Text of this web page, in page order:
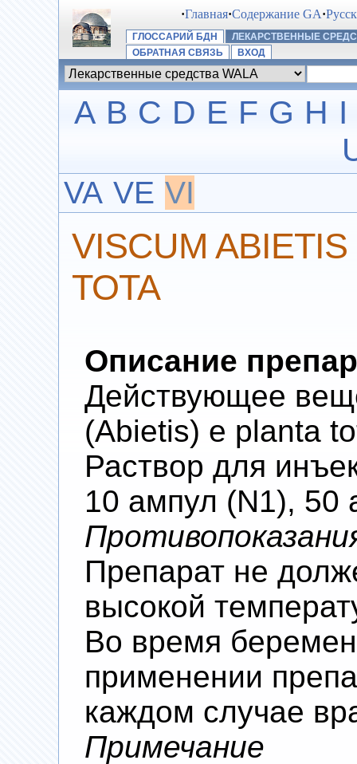
·Главная·Содержание GA·
ГЛОССАРИЙ БДН
ЛЕКАРСТВЕННЫЕ
ОБРАТНАЯ СВЯЗЬ
ВХОД
A B C D E F G H I
VA VE VI
VISCUM ABIETIS
TOTA
Описание
Действующее
(Abietis) e planta
Раствор для
10 ампул (N1), 50
Препарат не
высокой
Во время
применении
каждом случае
Примечание